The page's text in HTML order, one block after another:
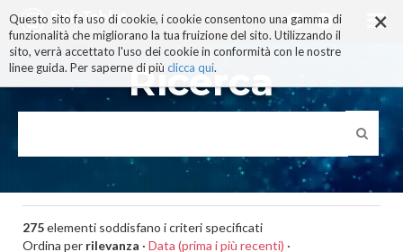
×
Questo sito fa uso di cookie, i cookie consentono una gamma di
funzionalità che migliorano la tua fruizione del sito. Utilizzando il
sito, verrà accettato l'uso dei cookie in conformità con le nostre
linee guida. Per saperne di più clicca qui.
ai
contenuti.
|
alla
navigazione
Ricerca
275elementi soddisfano i criteri specificati
Ordina per rilevanza · Data (prima i più recenti) ·